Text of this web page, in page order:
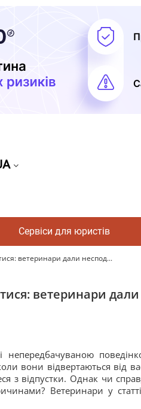
Сервіси для юристів
ветеринари дали неспод...
ветеринари дали
непередбачуваною
вони відвертаються від
з відпустки. Однак чи
Ветеринари у